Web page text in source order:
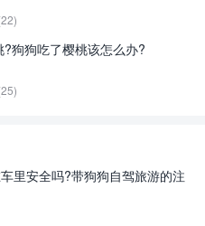
狗狗吃了樱桃该怎么办?
里安全吗?带狗狗自驾旅游的注